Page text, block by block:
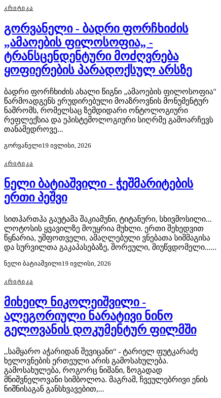
ᲙᲠᲘᲢᲘᲙᲐ
გორვანელი - ბადრი ფორჩხიძის
„ამაოების ფილოსოფია„ -
ტრანსცენდენტური მოძღვრება
ყოფიერების პარადოქსულ არსზე
ბადრი ფორჩხიძის ახალი წიგნი „ამაოების ფილოსოფია"
წარმოადგენს ერუდირებული მოაზროვნის მონუმენტურ
ნაშრომს, რომელსაც ზემდიდარი ონტოლოგიური
რეფლექსია და ეპისტემოლოგიური სიღრმე გამოარჩევს
თანამედროვე...
გორვანელი19 ივლისი, 2026
ᲙᲠᲘᲢᲘᲙᲐ
ნელი ბატიაშვილი - ჭეშმარიტების
ერთი პეშვი
სითჰართჰა გაუტამა შაკიამუნი, ტიტანური, სხივმოსილი...
ლოტოსის ყვავილზე მოუყრია მუხლი. ერთი შეხედვით
წყნარია, უშფოთველი, ამაღლებული ვნებათა სიშმაგისა
და სურვილთა გაკაპასებაზე, შორეული, მიუწვდომელი......
ნელი ბატიაშვილი19 ივლისი, 2026
ᲙᲠᲘᲢᲘᲙᲐ
მიხეილ ნიკოლეიშვილი -
ალეგორიული ნარატივი ნინო
გელოვანის დოკუმენტურ ფილმში
,,სამყარო აჭარიდან შევიცანი“ - ტარიელ ფუტკარაძე
ხელოვნების ერთეული არის გამოსახულება.
გამოსახულება, როგორც ნიშანი, ზოგადად
მნიშვნელოვანი სიმბოლოა. მაგრამ, ჩვეულებრივი ენის
ნიშნისაგან განსხვავებით,...